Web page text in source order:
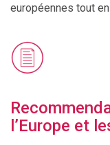
européennes tout
l’Europe et